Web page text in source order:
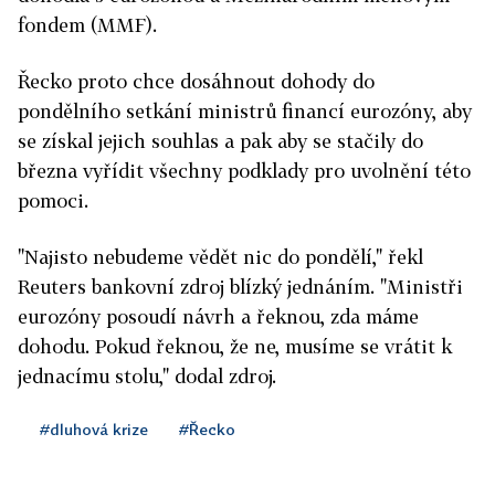
fondem (MMF).
Řecko proto chce dosáhnout dohody do
pondělního setkání ministrů financí eurozóny, aby
se získal jejich souhlas a pak aby se stačily do
března vyřídit všechny podklady pro uvolnění této
pomoci.
"Najisto nebudeme vědět nic do pondělí," řekl
Reuters bankovní zdroj blízký jednáním. "Ministři
eurozóny posoudí návrh a řeknou, zda máme
dohodu. Pokud řeknou, že ne, musíme se vrátit k
jednacímu stolu," dodal zdroj.
#dluhová krize #Řecko